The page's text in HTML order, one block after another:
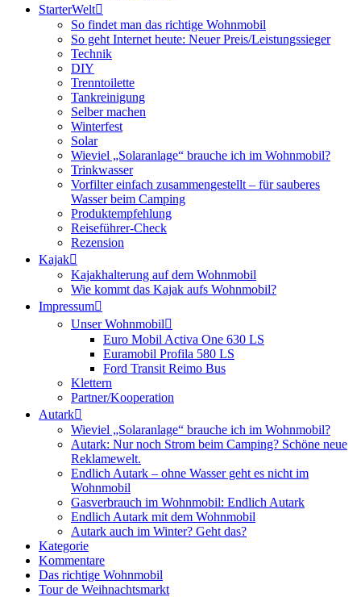
StarterWelt
So findet man das richtige Wohnmobil
So geht Internet heute: Neuer Preis/Leistungssieger
Technik
DIY
Trenntoilette
Tankreinigung
Selber machen
Winterfest
Solar
Wieviel „Solaranlage“ brauche ich im Wohnmobil?
Trinkwasser
Vorfilter einfach zusammengestellt – für sauberes
Wasser beim Camping
Produktempfehlung
Reiseführer-Check
Rezension
Kajak
Kajakhalterung auf dem Wohnmobil
Wie kommt das Kajak aufs Wohnmobil?
Impressum
Unser Wohnmobil
Euro Mobil Activa One 630 LS
Euramobil Profila 580 LS
Ford Transit Reimo Bus
Klettern
Partner/Kooperation
Autark
Wieviel „Solaranlage“ brauche ich im Wohnmobil?
Autark: Nur noch Strom beim Camping? Schöne neue
Reklamewelt.
Endlich Autark – ohne Wasser geht es nicht im
Wohnmobil
Gasverbrauch im Wohnmobil: Endlich Autark
Endlich Autark mit dem Wohnmobil
Autark auch im Winter? Geht das?
Kategorie
Kommentare
Das richtige Wohnmobil
Tour de Weihnachtsmarkt